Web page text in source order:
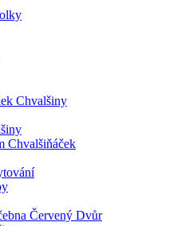
Chvalšiny
Chvalšiňáček
Červený Dvůr